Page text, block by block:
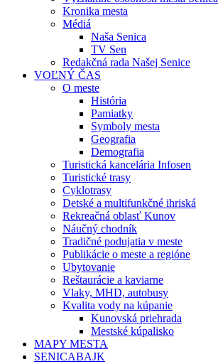
Kronika mesta
Médiá
Naša Senica
TV Sen
Redakčná rada Našej Senice
VOĽNÝ ČAS
O meste
História
Pamiatky
Symboly mesta
Geografia
Demografia
Turistická kancelária Infosen
Turistické trasy
Cyklotrasy
Detské a multifunkčné ihriská
Rekreačná oblasť Kunov
Náučný chodník
Tradičné podujatia v meste
Publikácie o meste a regióne
Ubytovanie
Reštaurácie a kaviarne
Vlaky, MHD, autobusy
Kvalita vody na kúpanie
Kunovská priehrada
Mestské kúpalisko
MAPY MESTA
SENICABAJK